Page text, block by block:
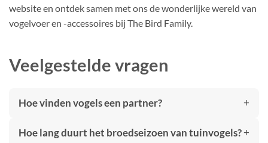
website en ontdek samen met ons de wonderlijke wereld van
vogelvoer en -accessoires bij The Bird Family.
Veelgestelde vragen
Hoe vinden vogels een partner?
Hoe lang duurt het broedseizoen van tuinvogels?